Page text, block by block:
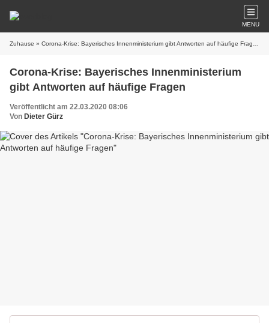
MENU
Zuhause » Corona-Krise: Bayerisches Innenministerium gibt Antworten auf häufige Fragen
Corona-Krise: Bayerisches Innenministerium
gibt Antworten auf häufige Fragen
Veröffentlicht am 22.03.2020 08:06
Von Dieter Gürz